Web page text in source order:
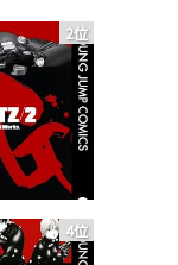
2位
4位